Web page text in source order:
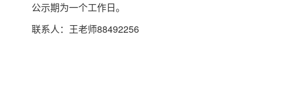
公示期为一个工作日。
联系人：王老师88492256